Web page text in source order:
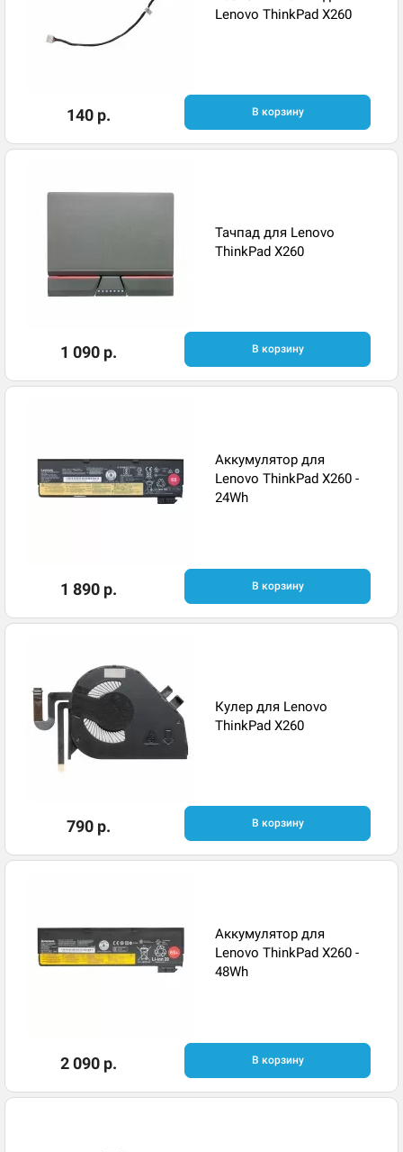
Lenovo ThinkPad X260
140 р. В корзину
Тачпад для Lenovo
ThinkPad X260
1 090 р. В корзину
Аккумулятор для
Lenovo ThinkPad X260 -
24Wh
1 890 р. В корзину
Кулер для Lenovo
ThinkPad X260
790 р. В корзину
Аккумулятор для
Lenovo ThinkPad X260 -
48Wh
2 090 р. В корзину